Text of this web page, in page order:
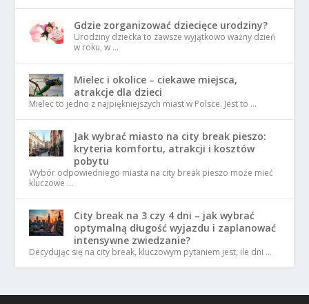
Gdzie zorganizować dziecięce urodziny?
Urodziny dziecka to zawsze wyjątkowo ważny dzień
w roku, w …
Mielec i okolice – ciekawe miejsca,
atrakcje dla dzieci
Mielec to jedno z najpiękniejszych miast w Polsce. Jest to …
Jak wybrać miasto na city break pieszo:
kryteria komfortu, atrakcji i kosztów
pobytu
Wybór odpowiedniego miasta na city break pieszo może mieć
kluczowe …
City break na 3 czy 4 dni – jak wybrać
optymalną długość wyjazdu i zaplanować
intensywne zwiedzanie?
Decydując się na city break, kluczowym pytaniem jest, ile dni …